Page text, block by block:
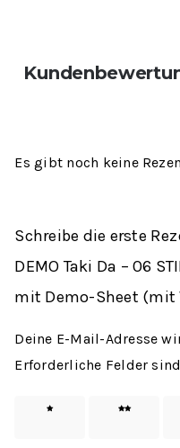
Es gibt noch keine
Schreibe die erste
DEMO Taki Da – 06
mit Demo-Sheet (mit
Deine E-Mail-Adresse
Erforderliche Felder
1 von
2 von